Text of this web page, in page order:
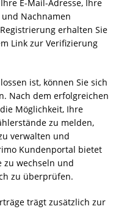
E-Mail-Adresse, Ihre
Nachnamen
erhalten Sie
Link zur Verifizierung
ist, können Sie sich
Nach dem erfolgreichen
Möglichkeit, Ihre
zu melden,
verwalten und
Kundenportal bietet
zu wechseln und
zu überprüfen.
trägt zusätzlich zur